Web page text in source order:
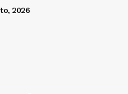
2026